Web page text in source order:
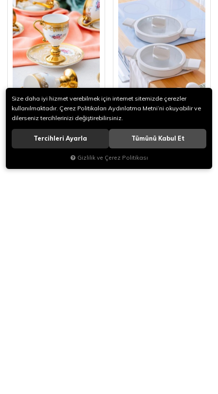
Acar Juluıus 6'Lı Kahve
Fincan Takımı HXF-06923
3.051,50
Acar Ultımate Pro Silikon
Kapaklı 2'Li Sahan Seti BFT-
06760
Size daha iyi hizmet verebilmek için internet sitemizde çerezler
kullanılmaktadır. Çerez Politikaları Aydınlatma Metni’ni okuyabilir ve
dilerseniz tercihlerinizi değiştirebilirsiniz.
Tercihleri Ayarla Tümünü Kabul Et
Gizlilik ve Çerez Politikası